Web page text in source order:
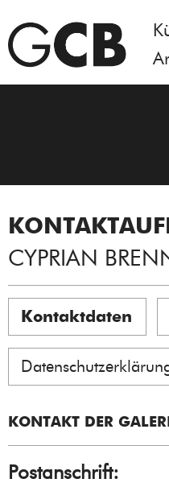
CYPRIAN
Kontaktdaten
KONTAKT DER
Postanschrift: